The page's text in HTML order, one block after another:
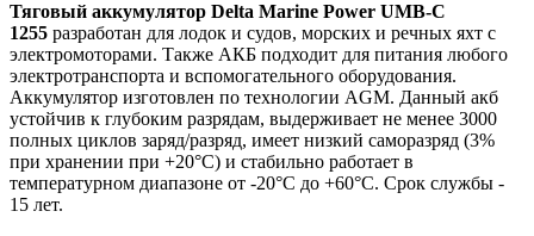
Тяговый аккумулятор Delta Marine Power UMB-C
1255 разработан для лодок и судов, морских и речных яхт с
электромоторами. Также АКБ подходит для питания любого
электротранспорта и вспомогательного оборудования.
Аккумулятор изготовлен по технологии AGM. Данный акб
устойчив к глубоким разрядам, выдерживает не менее 3000
полных циклов заряд/разряд, имеет низкий саморазряд (3%
при хранении при +20°C) и стабильно работает в
температурном диапазоне от -20°C до +60°C. Срок службы -
15 лет.